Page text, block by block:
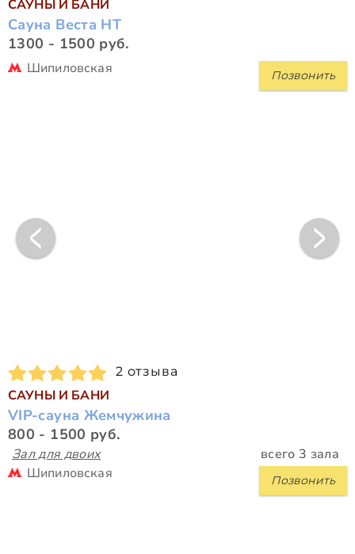
САУНЫ И БАНИ
Сауна Веста НТ
1300 - 1500 руб.
Позвонить
Шипиловская
2 отзыва
САУНЫ И БАНИ
VIP-сауна Жемчужина
800 - 1500 руб.
Зал для двоих всего 3 зала
Позвонить
Шипиловская